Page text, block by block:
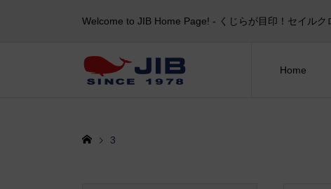
Welcome to JIB Home Page! ‐ くじらが目印！セイル
Home
3